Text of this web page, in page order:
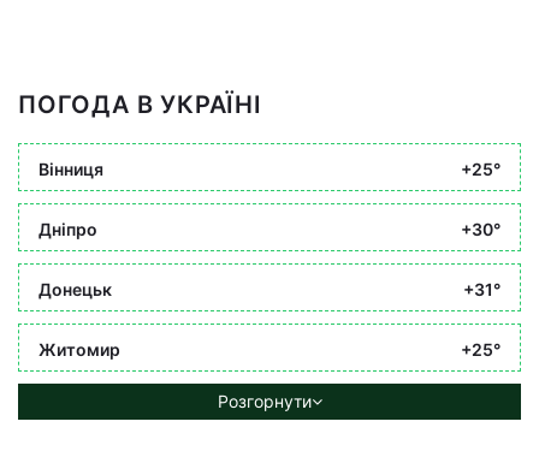
ПОГОДА В УКРАЇНІ
Вінниця +25°
Дніпро +30°
Донецьк +31°
Житомир +25°
Розгорнути